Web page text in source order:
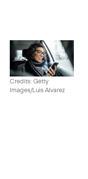
Credits: Getty
Images/Luis Alvarez